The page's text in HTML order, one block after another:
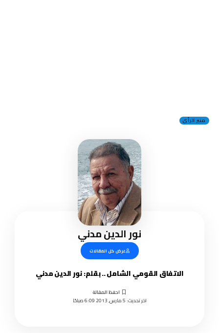
منبر الرأي
نور الدين مدني
عرض كل المقالات
الاتفاق القومي الشامل .. بقلم: نور الدين مدني
اخر تحديث: 5 مارس, 2013 6:09 صباحًا